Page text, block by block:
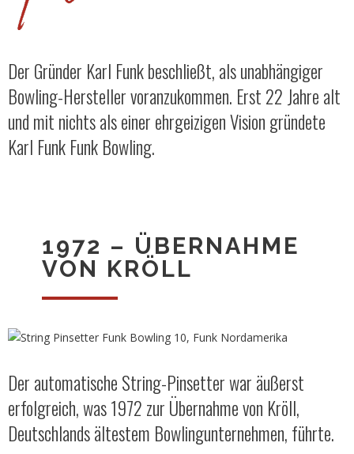
Der Gründer Karl Funk beschließt, als unabhängiger
Bowling-Hersteller voranzukommen. Erst 22 Jahre alt
und mit nichts als einer ehrgeizigen Vision gründete
Karl Funk Funk Bowling.
1972 – ÜBERNAHME
VON KRÖLL
Der automatische String-Pinsetter war äußerst
erfolgreich, was 1972 zur Übernahme von Kröll,
Deutschlands ältestem Bowlingunternehmen, führte.